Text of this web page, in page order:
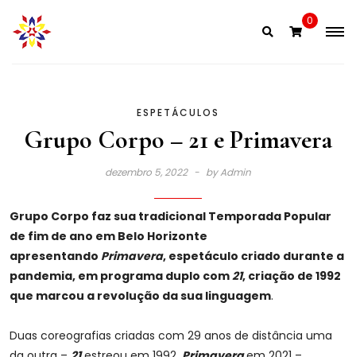
content
0
ESPETÁCULOS
Grupo Corpo – 21 e Primavera
dezembro 5, 2022 byAdmin
Grupo Corpo faz sua tradicional Temporada Popular
de fim de ano em Belo Horizonte
apresentando Primavera, espetáculo criado durante a
pandemia, em programa duplo com21, criação de 1992
que marcou a revolução da sua linguagem.
Duas coreografias criadas com 29 anos de distância uma